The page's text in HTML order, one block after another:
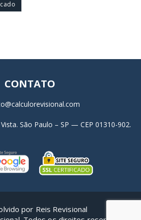
CONTATO
São Paulo – SP — CEP 01310-902.
por Reis Revisional